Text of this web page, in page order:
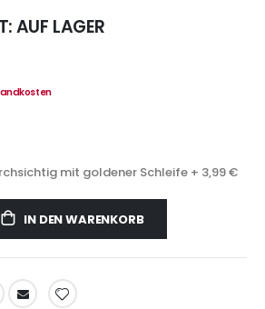
AUF LAGER
mit goldener Schleife + 3,99 €
IN DEN WARENKORB